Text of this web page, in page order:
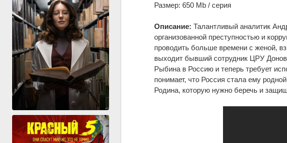
Размер: 650 Mb / серия
Описание: Талантливый аналитик
организованной преступностью и
проводить больше времени с женой,
выходит бывший сотрудник ЦРУ
Рыбина в Россию и теперь требует
понимает, что Россия стала ему
Родина, которую нужно беречь и